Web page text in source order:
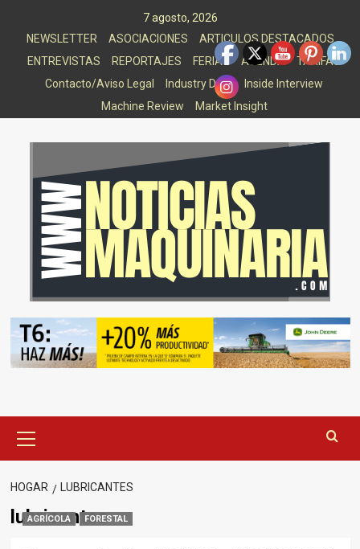
7 agosto, 2026
NEWSLETTER
ASOCIACIONES
ARTICULOS DESTACADOS
ENTREVISTAS
REPORTAJES FERIAS AGENDA
TARIFAS
Contacto/Aviso Legal
Industry Data
Inside Interview
Machine Review
Market Insight
principal
HOGAR LUBRICANTES
lubricantes
AGRÍCOLA FORESTAL